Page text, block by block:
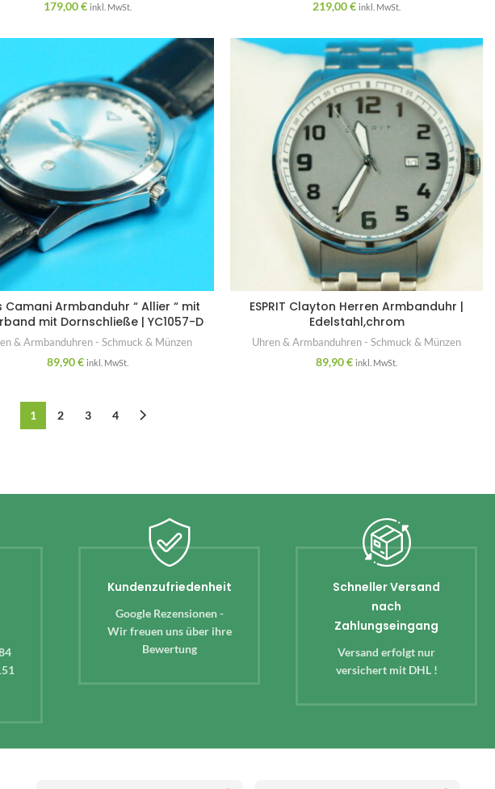
179,00€ inkl. MwSt. 219,00€ inkl. MwSt.
Camani Armbanduhr “ Allier “ mit
mit Dornschließe | YC1057-D
& Armbanduhren - Schmuck & Münzen
89,90€ inkl. MwSt.
ESPRIT Clayton Herren Armbanduhr |
Edelstahl,chrom
Uhren & Armbanduhren - Schmuck & Münzen
89,90€ inkl. MwSt.
1 2 3 4
Kundenzufriedenheit
Google Rezensionen -
Wir freuen uns über ihre
Bewertung
Schneller Versand
nach
Zahlungseingang
Versand erfolgt nur
versichert mit DHL !